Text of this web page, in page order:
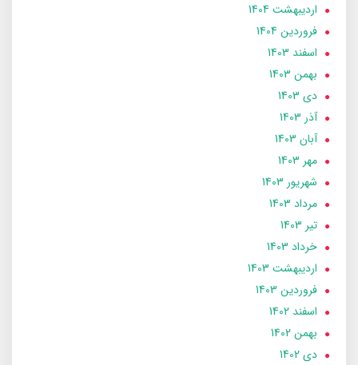
ارديبهشت 1404
فروردین 1404
اسفند 1403
بهمن 1403
دی 1403
آذر 1403
آبان 1403
مهر 1403
شهریور 1403
مرداد 1403
تير 1403
خرداد 1403
ارديبهشت 1403
فروردین 1403
اسفند 1402
بهمن 1402
دی 1402